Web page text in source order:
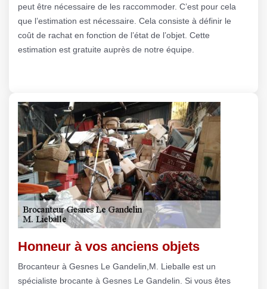
peut être nécessaire de les raccommoder. C’est pour cela
que l’estimation est nécessaire. Cela consiste à définir le
coût de rachat en fonction de l’état de l’objet. Cette
estimation est gratuite auprès de notre équipe.
Honneur à vos anciens objets
Brocanteur à Gesnes Le Gandelin,M. Lieballe est un
spécialiste brocante à Gesnes Le Gandelin. Si vous êtes